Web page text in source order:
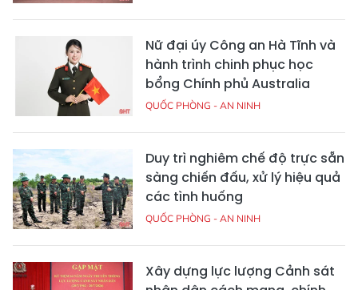
Nữ đại úy Công an Hà Tĩnh và
hành trình chinh phục học
bổng Chính phủ Australia
QUỐC PHÒNG - AN NINH
Duy trì nghiêm chế độ trực sẵn
sàng chiến đấu, xử lý hiệu quả
các tình huống
QUỐC PHÒNG - AN NINH
Xây dựng lực lượng Cảnh sát